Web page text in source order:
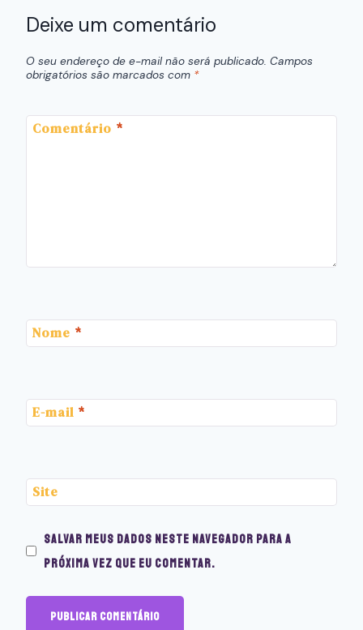
Deixe um comentário
O seu endereço de e-mail não será publicado. Campos
obrigatórios são marcados com *
Comentário *
Nome *
E-mail *
Site
Salvar meus dados neste navegador para a
próxima vez que eu comentar.